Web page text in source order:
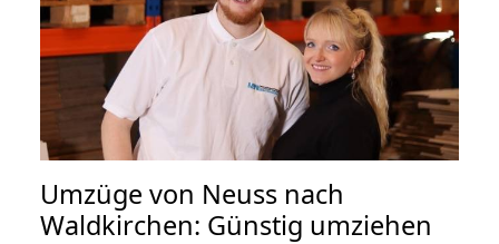
Umzüge von Neuss nach
Waldkirchen: Günstig umziehen